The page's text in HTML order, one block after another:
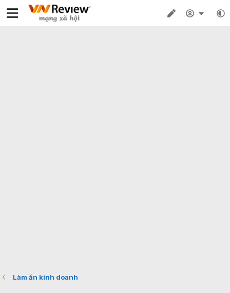
Làm ăn kinh doanh